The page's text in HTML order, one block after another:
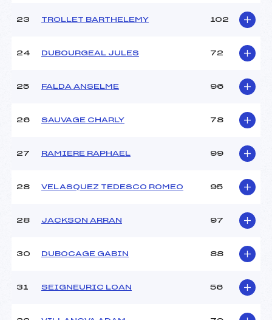
23 TROLLET BARTHELEMY 102
24 DUBOURGEAL JULES 72
25 FALDA ANSELME 96
26 SAUVAGE CHARLY 78
27 RAMIERE RAPHAEL 99
28 VELASQUEZ TEDESCO ROMEO 95
28 JACKSON ARRAN 97
30 DUBOCAGE GABIN 88
31 SEIGNEURIC LOAN 56